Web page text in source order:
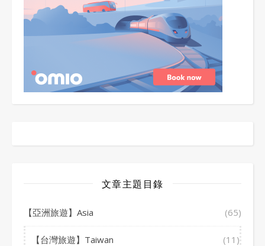
文章主題目錄
【亞洲旅遊】Asia (65)
【台灣旅遊】Taiwan (11)